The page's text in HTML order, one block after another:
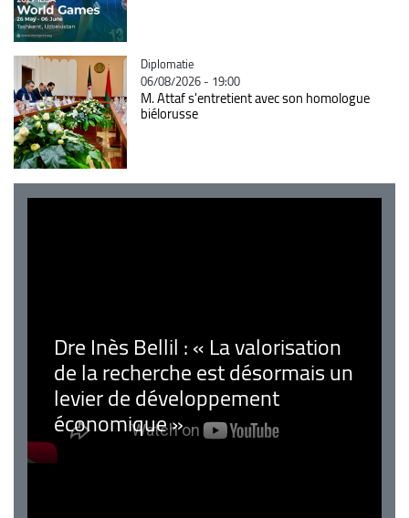
Catégorie
Diplomatie
06/08/2026 - 19:00
M. Attaf s'entretient avec son homologue
biélorusse
Dre Inès Bellil : « La valorisation
de la recherche est désormais un
levier de développement
économique »